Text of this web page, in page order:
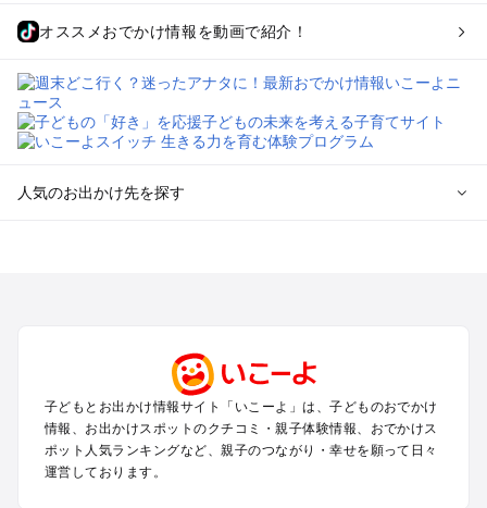
オススメおでかけ情報を動画で紹介！
人気のお出かけ先を探す
関西のプールおでかけ
中国･四国のプールおでかけ
九州･沖縄のプールおでかけ
定番お出かけスポット
子どもとお出かけ情報サイト「いこーよ」は、子どものおでかけ
情報、お出かけスポットのクチコミ・親子体験情報、おでかけス
ポット人気ランキングなど、親子のつながり・幸せを願って日々
運営しております。